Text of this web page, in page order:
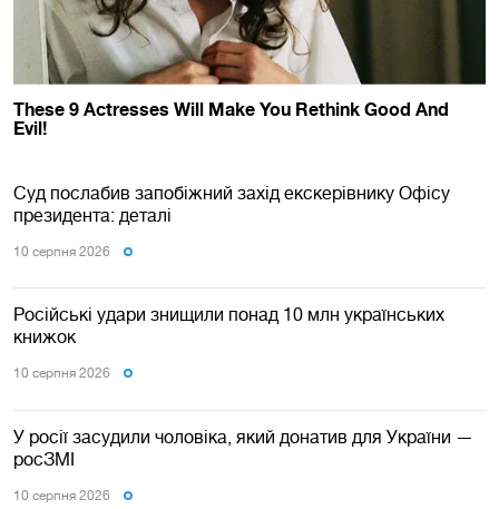
Суд послабив запобіжний захід екскерівнику Офісу
президента: деталі
10 серпня 2026
Російські удари знищили понад 10 млн українських
книжок
10 серпня 2026
У росії засудили чоловіка, який донатив для України —
росЗМІ
10 серпня 2026